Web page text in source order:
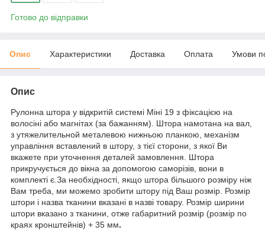
Готово до відправки
Опис Характеристики Доставка Оплата Умови
Опис
Рулонна штора у відкритій системі Міні 19 з фіксацією на
волосіні або магнітах (за бажанням). Штора намотана на вал,
з утяжелительной металевою нижньою планкою, механізм
управління вставлений в штору, з тієї сторони, з якої Ви
вкажете при уточнення деталей замовлення. Штора
прикручується до вікна за допомогою саморізів, вони в
комплекті є.За необхідності, якщо штора більшого розміру ніж
Вам треба, ми можемо зробити штору під Ваш розмір. Розмір
штори і назва тканини вказані в назві товару. Розмір ширини
штори вказано з тканини, отже габаритний розмір (розмір по
краях кронштейнів) + 35 мм.